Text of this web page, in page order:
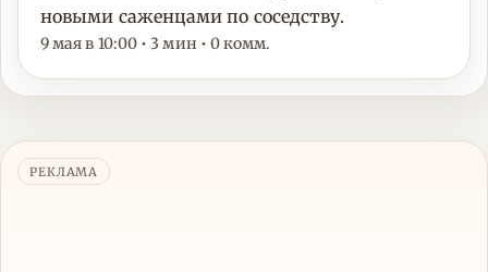
новыми саженцами по соседству.
9 мая в 10:00 • 3 мин • 0 комм.
РЕКЛАМА